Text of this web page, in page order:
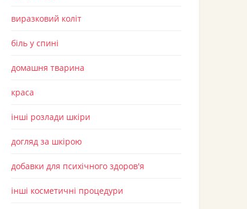
виразковий коліт
біль у спині
домашня тварина
краса
інші розлади шкіри
догляд за шкірою
добавки для психічного здоров'я
інші косметичні процедури